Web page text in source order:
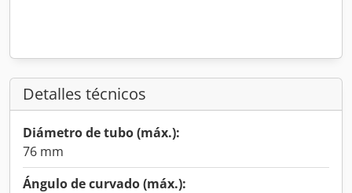
Detalles técnicos
Diámetro de tubo (máx.):
76 mm
Ángulo de curvado (máx.):